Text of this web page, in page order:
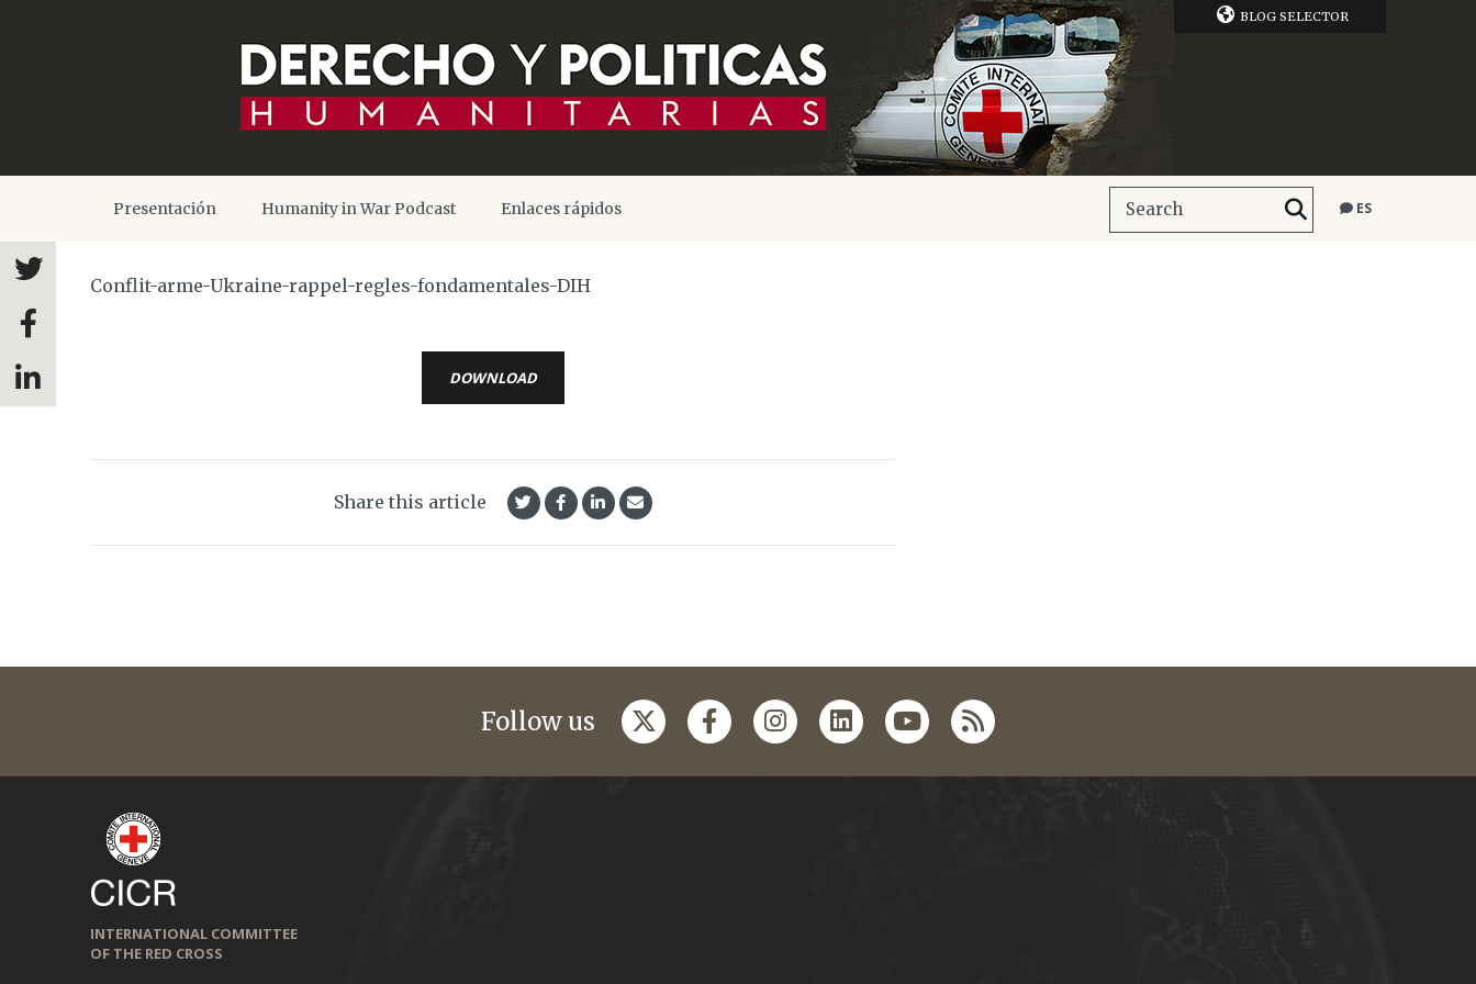
BLOG SELECTOR
Presentación Humanity in War Podcast Enlaces rápidos ES
Conflit-arme-Ukraine-rappel-regles-fondamentales-DIH
DOWNLOAD
Share this article
Follow us
INTERNATIONAL COMMITTEE
OF THE RED CROSS